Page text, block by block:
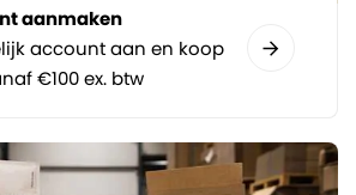
aanmaken
account aan en koop
€100 ex. btw